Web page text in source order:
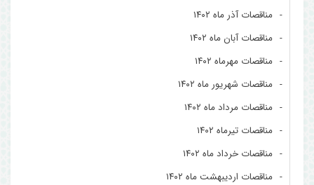
مناقصات آذر ماه ۱۴۰۲
مناقصات آبان ماه ۱۴۰۲
مناقصات مهرماه ۱۴۰۲
مناقصات شهریور ماه ۱۴۰۲
مناقصات مرداد ماه ۱۴۰۲
مناقصات تیرماه ۱۴۰۲
مناقصات خرداد ماه ۱۴۰۲
مناقصات اردیبهشت ماه ۱۴۰۲